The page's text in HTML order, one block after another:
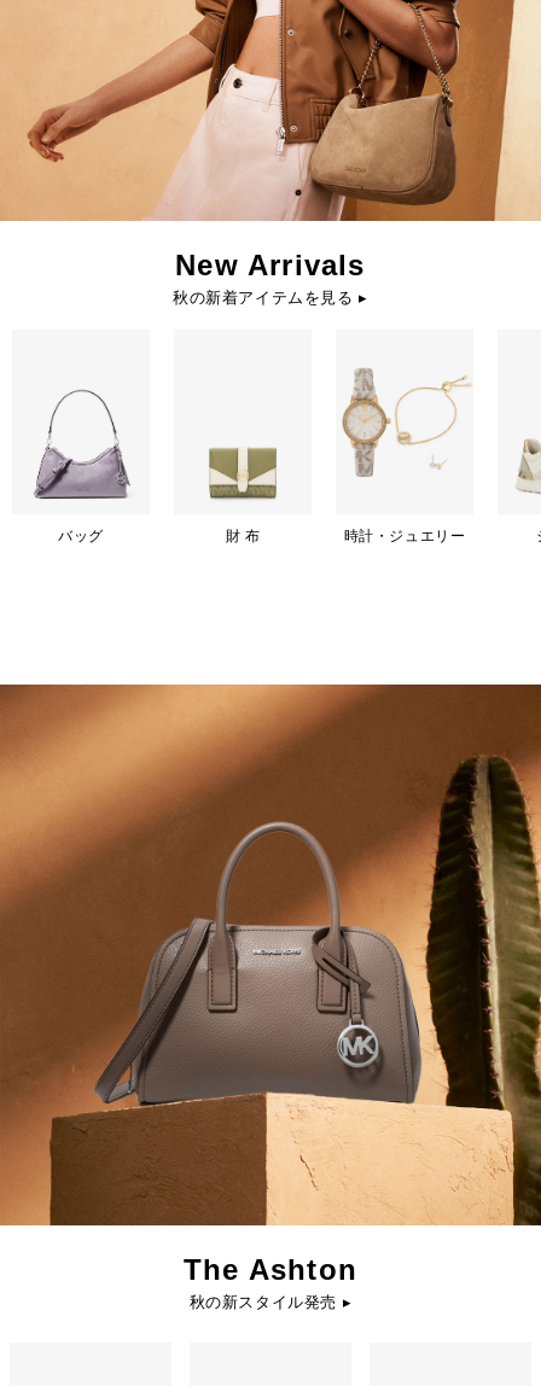
New Arrivals
秋の新着アイテムを見る ▸
バッグ 財 布 時計・ジュエリー
The Ashton
秋の新スタイル発売 ▸